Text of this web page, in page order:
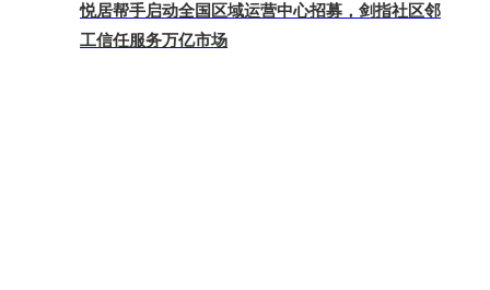
悦居帮手启动全国区域运营中心招募，剑指社区邻
工信任服务万亿市场